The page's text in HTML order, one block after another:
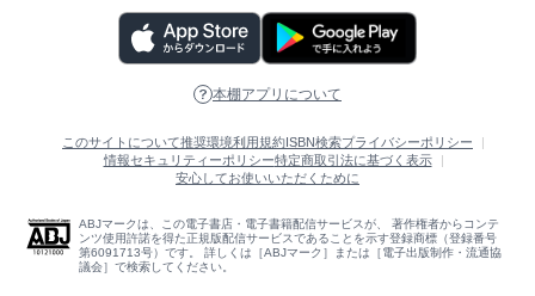
本棚アプリについて
このサイトについて推奨環境利用規約 ISBN検索プライバシーポリシー
情報セキュリティーポリシー特定商取引法に基づく表示
安心してお使いいただくために
ABJマークは、この電子書店・電子書籍配信サービスが、 著作権者からコンテ
ンツ使用許諾を得た正規版配信サービスであることを示す登録商標（登録番号
第6091713号）です。 詳しくは［ABJマーク］または［電子出版制作・流通協
議会］で検索してください。